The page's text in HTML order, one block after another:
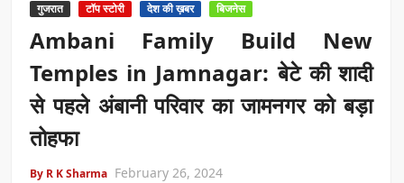
गुजरात टॉप स्टोरी देश की ख़बर बिजनेस
Ambani Family Build New
Temples in Jamnagar: बेटे की शादी
से पहले अंबानी परिवार का जामनगर को बड़ा
तोहफा
By R K Sharma February 26, 2024